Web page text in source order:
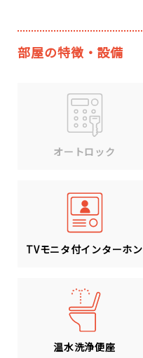
部屋の特徴・設備
オートロック
TVモニタ付インターホン
温水洗浄便座